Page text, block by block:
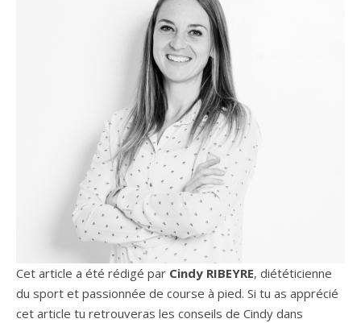
Cet article a été rédigé par Cindy RIBEYRE, diététicienne
du sport et passionnée de course à pied. Si tu as apprécié
cet article tu retrouveras les conseils de Cindy dans